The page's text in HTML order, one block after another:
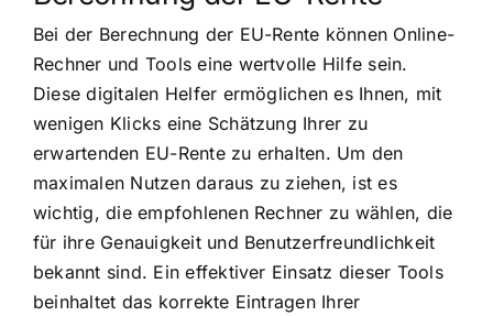
Bei der Berechnung der EU-Rente können Online-
Rechner und Tools eine wertvolle Hilfe sein.
Diese digitalen Helfer ermöglichen es Ihnen, mit
wenigen Klicks eine Schätzung Ihrer zu
erwartenden EU-Rente zu erhalten. Um den
maximalen Nutzen daraus zu ziehen, ist es
wichtig, die empfohlenen Rechner zu wählen, die
für ihre Genauigkeit und Benutzerfreundlichkeit
bekannt sind. Ein effektiver Einsatz dieser Tools
beinhaltet das korrekte Eintragen Ihrer